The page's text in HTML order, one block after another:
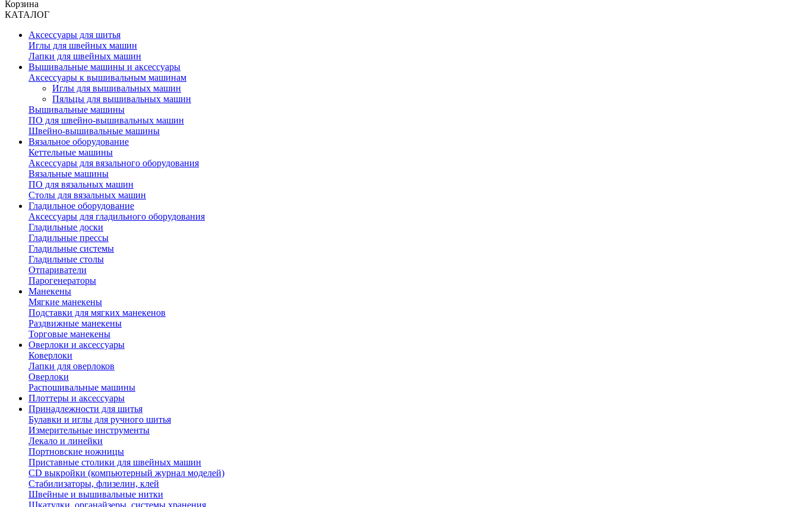
Корзина
КАТАЛОГ
Аксессуары для шитья
Иглы для швейных машин
Лапки для швейных машин
Вышивальные машины и аксессуары
Аксессуары к вышивальным машинам
Иглы для вышивальных машин
Пяльцы для вышивальных машин
Вышивальные машины
ПО для швейно-вышивальных машин
Швейно-вышивальные машины
Вязальное оборудование
Кеттельные машины
Аксессуары для вязального оборудования
Вязальные машины
ПО для вязальных машин
Столы для вязальных машин
Гладильное оборудование
Аксессуары для гладильного оборудования
Гладильные доски
Гладильные прессы
Гладильные системы
Гладильные столы
Отпариватели
Парогенераторы
Манекены
Мягкие манекены
Подставки для мягких манекенов
Раздвижные манекены
Торговые манекены
Оверлоки и аксессуары
Коверлоки
Лапки для оверлоков
Оверлоки
Распошивальные машины
Плоттеры и аксессуары
Принадлежности для шитья
Булавки и иглы для ручного шитья
Измерительные инструменты
Лекало и линейки
Портновские ножницы
Приставные столики для швейных машин
СD выкройки (компьютерный журнал моделей)
Стабилизаторы, флизелин, клей
Швейные и вышивальные нитки
Шкатулки, органайзеры, системы хранения